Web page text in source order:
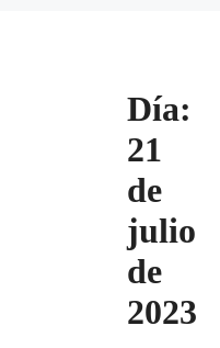
Día:
21
de
julio
de
2023